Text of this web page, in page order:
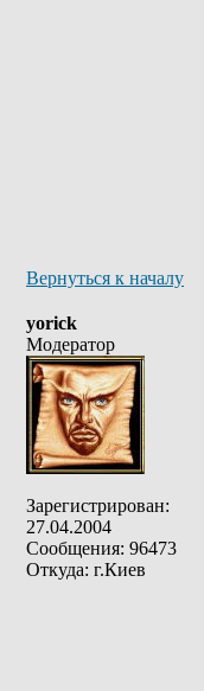
Вернуться к началу
yorick
Модератор
Зарегистрирован:
27.04.2004
Сообщения: 96473
Откуда: г.Киев